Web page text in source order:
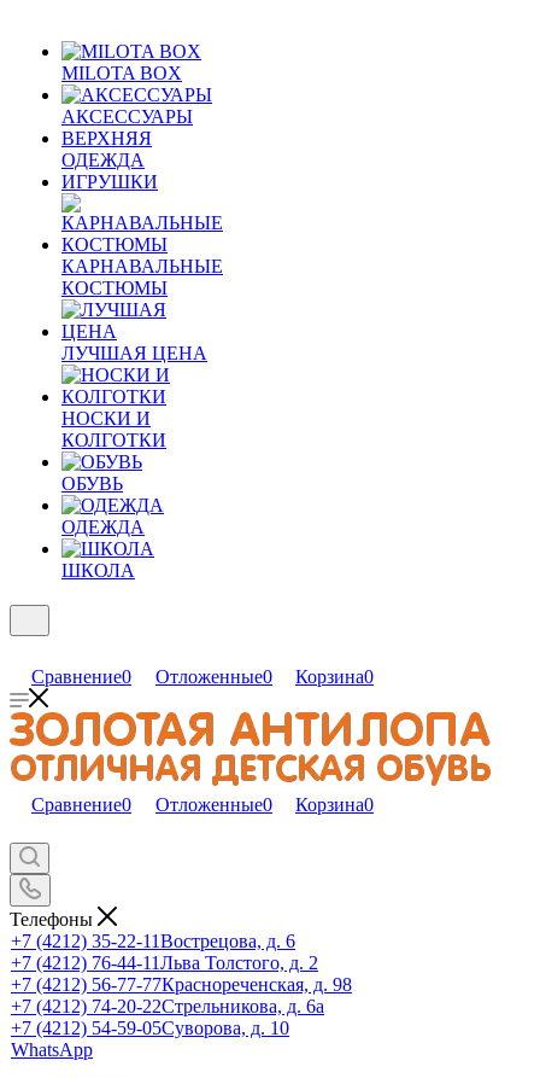
MILOTA BOX
АКСЕССУАРЫ
ВЕРХНЯЯ
ОДЕЖДА
ИГРУШКИ
КАРНАВАЛЬНЫЕ
КОСТЮМЫ
ЛУЧШАЯ ЦЕНА
НОСКИ И
КОЛГОТКИ
ОБУВЬ
ОДЕЖДА
ШКОЛА
Сравнение0 Отложенные0 Корзина0
Сравнение0 Отложенные0 Корзина0
Телефоны
+7 (4212) 35-22-11Вострецова, д. 6
+7 (4212) 76-44-11Льва Толстого, д. 2
+7 (4212) 56-77-77Краснореченская, д. 98
+7 (4212) 74-20-22Стрельникова, д. 6а
+7 (4212) 54-59-05Суворова, д. 10
WhatsApp